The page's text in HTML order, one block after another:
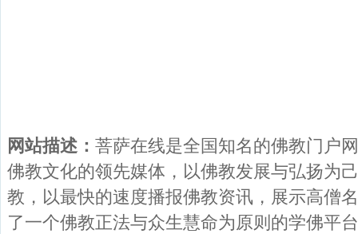
网站描述： 菩萨在线是全国知名的佛教门户
佛教文化的领先媒体，以佛教发展与弘扬为
教，以最快的速度播报佛教资讯，展示高僧
了一个佛教正法与众生慧命为原则的学佛平